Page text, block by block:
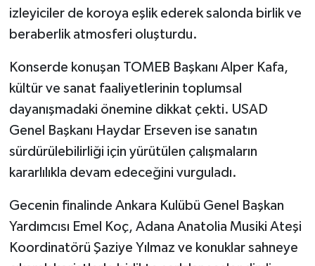
izleyiciler de koroya eşlik ederek salonda birlik ve
beraberlik atmosferi oluşturdu.
Konserde konuşan TOMEB Başkanı Alper Kafa,
kültür ve sanat faaliyetlerinin toplumsal
dayanışmadaki önemine dikkat çekti. USAD
Genel Başkanı Haydar Erseven ise sanatın
sürdürülebilirliği için yürütülen çalışmaların
kararlılıkla devam edeceğini vurguladı.
Gecenin finalinde Ankara Kulübü Genel Başkan
Yardımcısı Emel Koç, Adana Anatolia Musiki Ateşi
Koordinatörü Şaziye Yılmaz ve konuklar sahneye